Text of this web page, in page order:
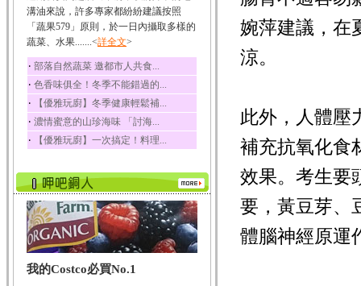
冬瓜營養價值高，鈉含
量極低是水腫病人的...
豆豉
豆豉裡頭含有營養的蛋
白質、脂肪、鈣、磷...
榛果
榛果裡所含的營養素有
蛋白質、脂肪、醣類...
迷迭香
酸、迷迭香酸、植物...
咖啡
咖啡中的咖啡因會刺激
中樞神經系統，特別...
椰子
椰子含有糖類、脂肪、
溝油來說，許多專家都紛紛建議按照
「蔬果579」原則，於一日內攝取多樣的
蔬菜、水果.......<詳全文>
‧ 部落自然蔬菜 邀都市人共食...
‧ 色香味俱全！冬季不能錯過的...
‧ 【優雅玩廚】冬季健康輕鬆補...
‧ 濃情蜜意的山珍海味 「討海...
‧ 【優雅玩廚】一次搞定！料理...
我的Costco必買No.1
婉萍建議，在
涼。
此外，人體壓
補充抗氧化食
效果。考生要
要，黃豆芽、
體腦神經原運